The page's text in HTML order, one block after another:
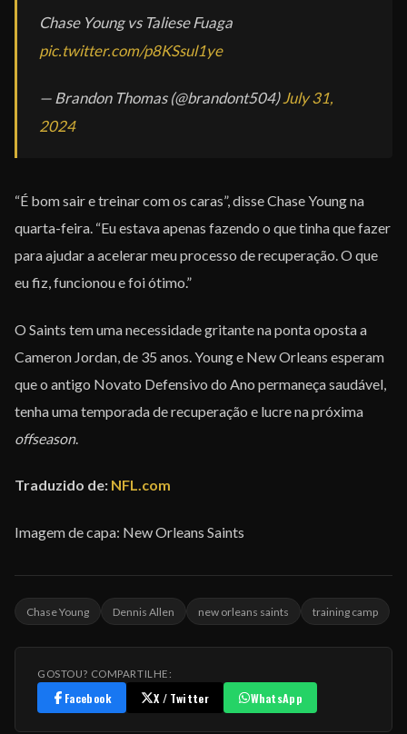
Chase Young vs Taliese Fuaga
pic.twitter.com/p8KSsul1ye
— Brandon Thomas (@brandont504)July 31,
2024
“É bom sair e treinar com os caras”, disse Chase Young na
quarta-feira. “Eu estava apenas fazendo o que tinha que fazer
para ajudar a acelerar meu processo de recuperação. O que
eu fiz, funcionou e foi ótimo.”
O Saints tem uma necessidade gritante na ponta oposta a
Cameron Jordan, de 35 anos. Young e New Orleans esperam
que o antigo Novato Defensivo do Ano permaneça saudável,
tenha uma temporada de recuperação e lucre na próxima
offseason.
Traduzido de: NFL.com
Imagem de capa: New Orleans Saints
Chase Young Dennis Allen new orleans saints training camp
GOSTOU? COMPARTILHE:
Facebook X / Twitter WhatsApp